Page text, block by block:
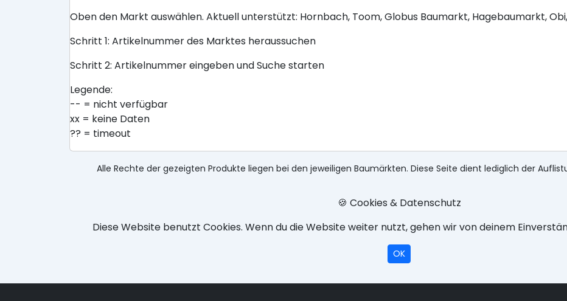
Oben den Markt auswählen. Aktuell unterstützt: Hornbach, Toom, Globus Baumarkt, Hagebaumarkt,
Schritt 1: Artikelnummer des Marktes heraussuchen
Schritt 2: Artikelnummer eingeben und Suche starten
Legende:
-- = nicht verfügbar
xx = keine Daten
?? = timeout
Alle Rechte der gezeigten Produkte liegen bei den jeweiligen Baumärkten. Diese Seite dient lediglich der
🍪 Cookies & Datenschutz
Diese Website benutzt Cookies. Wenn du die Website weiter nutzt, gehen wir von deinem
OK